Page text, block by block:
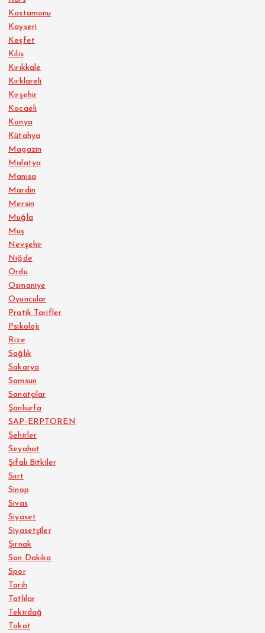
Kastamonu
Kayseri
Keşfet
Kilis
Kırıkkale
Kırklareli
Kırşehir
Kocaeli
Konya
Kütahya
Magazin
Malatya
Manisa
Mardin
Mersin
Muğla
Muş
Nevşehir
Niğde
Ordu
Osmaniye
Oyuncular
Pratik Tarifler
Psikoloji
Rize
Sağlık
Sakarya
Samsun
Sanatçılar
Şanlıurfa
SAP-ERPTOREN
Şehirler
Seyahat
Şifalı Bitkiler
Siirt
Sinop
Sivas
Siyaset
Siyasetçiler
Şırnak
Son Dakika
Spor
Tarih
Tatlılar
Tekirdağ
Tokat